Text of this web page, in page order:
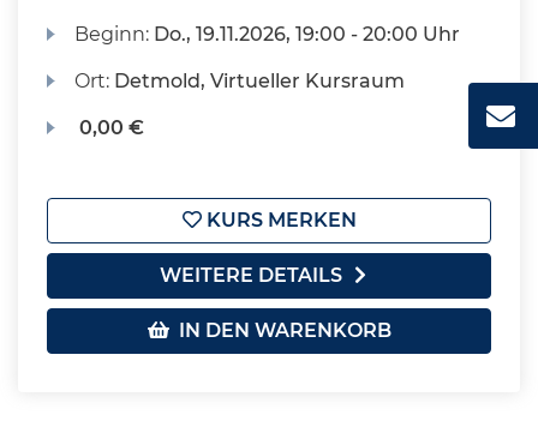
Beginn: Do., 19.11.2026, 19:00 - 20:00 Uhr
Ort: Detmold, Virtueller Kursraum
0,00 €
KURS MERKEN
WEITERE DETAILS
IN DEN WARENKORB